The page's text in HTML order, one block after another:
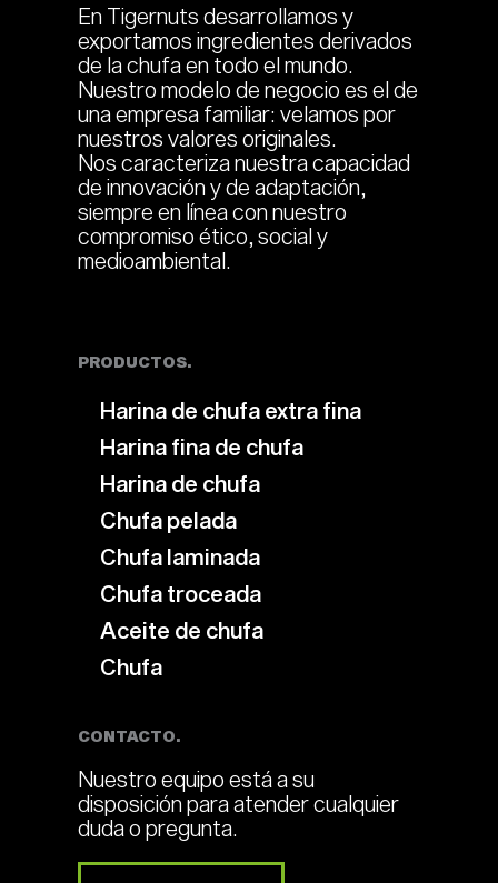
En Tigernuts desarrollamos y
exportamos ingredientes derivados
de la chufa en todo el mundo.
Nuestro modelo de negocio es el de
una empresa familiar: velamos por
nuestros valores originales.
Nos caracteriza nuestra capacidad
de innovación y de adaptación,
siempre en línea con nuestro
compromiso ético, social y
medioambiental.
PRODUCTOS.
Harina de chufa extra fina
Harina fina de chufa
Harina de chufa
Chufa pelada
Chufa laminada
Chufa troceada
Aceite de chufa
Chufa
CONTACTO.
Nuestro equipo está a su
disposición para atender cualquier
duda o pregunta.